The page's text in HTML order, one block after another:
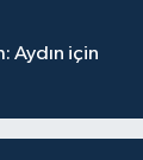
Aydın için